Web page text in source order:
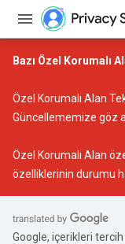
Bazı Özel Korumalı
Özel Korumalı Alan
Güncellememize göz
Özel Korumalı Alan
özelliklerinin durumu
Google, içerikleri